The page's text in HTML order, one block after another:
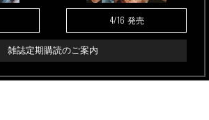
4/16 発売
雑誌定期購読のご案内